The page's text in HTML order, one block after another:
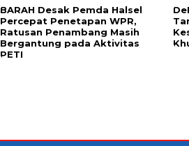
BARAH Desak Pemda Halsel
Percepat Penetapan WPR,
Ratusan Penambang Masih
Bergantung pada Aktivitas
PETI